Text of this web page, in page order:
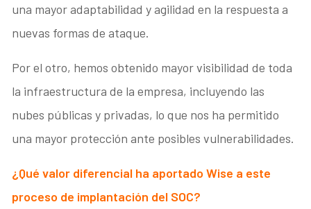
una mayor adaptabilidad y agilidad en la respuesta a
nuevas formas de ataque.
Por el otro, hemos obtenido mayor visibilidad de toda
la infraestructura de la empresa, incluyendo las
nubes públicas y privadas, lo que nos ha permitido
una mayor protección ante posibles vulnerabilidades.
¿Qué valor diferencial ha aportado Wise a este
proceso de implantación del SOC?